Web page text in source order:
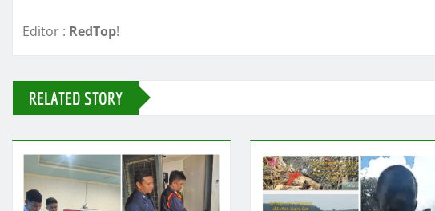
Editor : RedTop!
RELATED STORY